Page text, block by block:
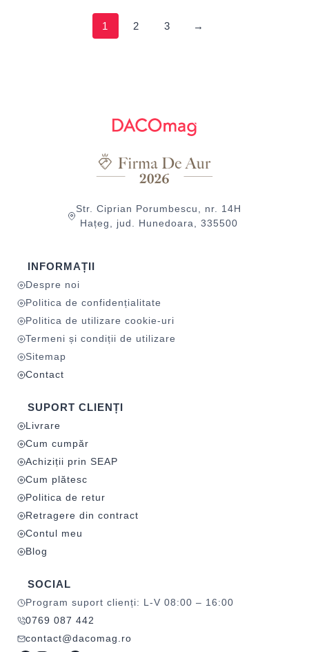
1 2 3 →
Str. Ciprian Porumbescu, nr. 14H
Hațeg, jud. Hunedoara, 335500
INFORMAȚII
Despre noi
Politica de confidențialitate
Politica de utilizare cookie-uri
Termeni și condiții de utilizare
Sitemap
Contact
SUPORT CLIENȚI
Livrare
Cum cumpăr
Achiziții prin SEAP
Cum plătesc
Politica de retur
Retragere din contract
Contul meu
Blog
SOCIAL
Program suport clienți: L-V 08:00 – 16:00
0769 087 442
contact@dacomag.ro